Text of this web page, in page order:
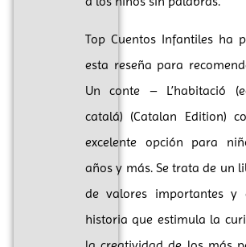
Top Cuentos Infantiles ha
esta reseña para
Un conte – L’habitació
catalá) (Catalan Edition)
excelente opción para
años y más. Se trata de un
de valores importantes y
historia que estimula la